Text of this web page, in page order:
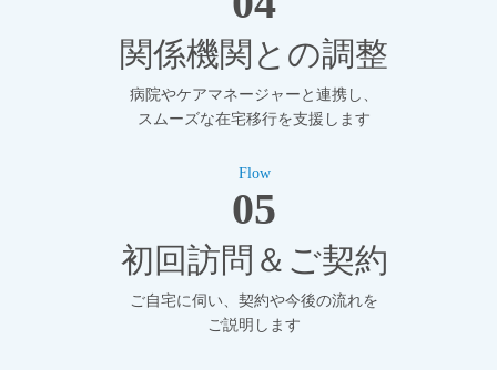
関係機関との調整
病院やケアマネージャーと連携し、
スムーズな在宅移行を支援します
Flow
05
初回訪問＆ご契約
ご自宅に伺い、契約や今後の流れを
ご説明します